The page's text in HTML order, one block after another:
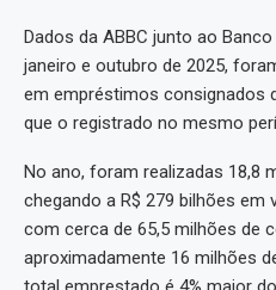
Dados da ABBC junto ao
janeiro e outubro de 2025,
em empréstimos consignados
que o registrado no mesmo
No ano, foram realizadas 18,8
chegando a R$ 279 bilhões
com cerca de 65,5 milhões de
aproximadamente 16 milhões